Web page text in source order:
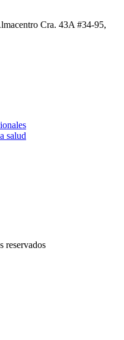
Cra. 43A #34-95,
salud
reservados